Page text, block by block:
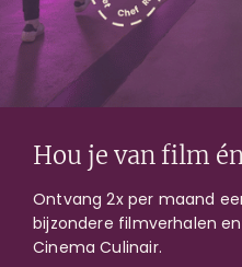
Contact
Service@cinemaculinair.nl
Bestel tickets
Hou je van film
Ontvang 2x per maand
bijzondere filmverhalen
Cinema Culinair.